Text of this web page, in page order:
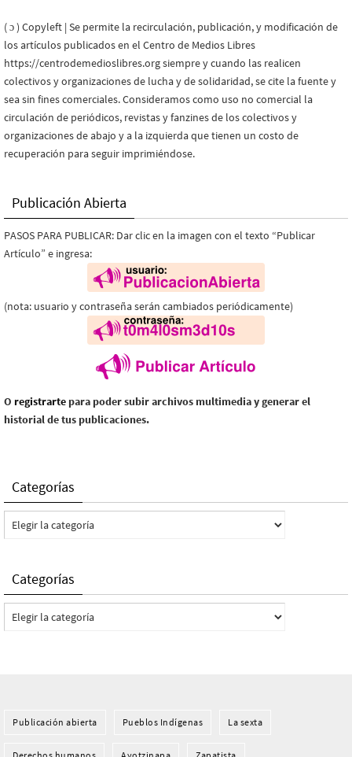
( ɔ ) Copyleft | Se permite la recirculación, publicación, y modificación de
los artículos publicados en el Centro de Medios Libres
https://centrodemedioslibres.org siempre y cuando las realicen
colectivos y organizaciones de lucha y de solidaridad, se cite la fuente y
sea sin fines comerciales. Consideramos como uso no comercial la
circulación de periódicos, revistas y fanzines de los colectivos y
organizaciones de abajo y a la izquierda que tienen un costo de
recuperación para seguir imprimiéndose.
Publicación Abierta
PASOS PARA PUBLICAR: Dar clic en la imagen con el texto “Publicar
Artículo” e ingresa:
(nota: usuario y contraseña serán cambiados periódicamente)
O registrarte para poder subir archivos multimedia y generar el
historial de tus publicaciones.
Categorías
Categorías
Categorías
Categorías
Publicación abierta Pueblos Indí­genas La sexta